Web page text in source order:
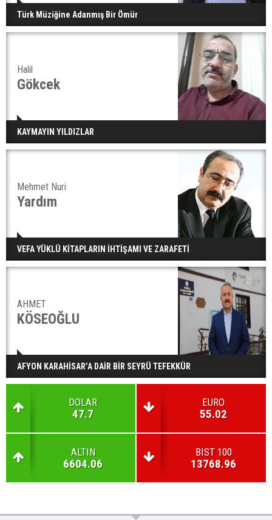
Türk Müziğine Adanmış Bir Ömür
Halil
Gökcek
KAYMAYIN YILDIZLAR
Mehmet Nuri
Yardım
VEFA YÜKLÜ KİTAPLARIN İHTİŞAMI VE ZARAFETİ
AHMET
KÖSEOĞLU
AFYON KARAHİSAR’A DAİR BİR SEYRÜ TEFEKKÜR
DOLAR
47.7
EURO
55.02
ALTIN
6604.06
BIST 100
13768.96